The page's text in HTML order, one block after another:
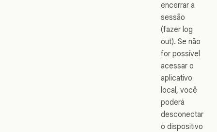
encerrar a
sessão
(fazer log
out). Se não
for possível
acessar o
aplicativo
local, você
poderá
desconectar
o dispositivo